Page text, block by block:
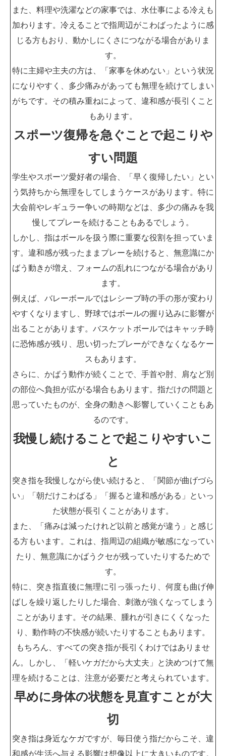
また、料理や洗濯などの家事では、水仕事による冷えも
加わります。冷えることで指周辺がこわばったように感
じる方もおり、動かしにくさにつながる場合がありま
す。
特に主婦や主夫の方は、「家事を休めない」という状況
になりやすく、多少痛みがあっても無理を続けてしまい
がちです。その積み重ねによって、違和感が長引くこと
もあります。
スポーツ復帰を急ぐことで起こりや
すい問題
学生やスポーツ愛好者の場合、「早く復帰したい」とい
う気持ちから無理をしてしまうケースがあります。特に
大会前やレギュラー争いの時期などは、多少の痛みを我
慢してプレーを続けることもあるでしょう。
しかし、指はボールを扱う際に重要な役割を担っていま
す。違和感が残ったままプレーを続けると、無意識にか
ばう動きが増え、フォームの乱れにつながる場合があり
ます。
例えば、バレーボールではレシーブ時の手の形が変わり
やすくなりますし、野球ではボールの握り込みに影響が
出ることがあります。バスケットボールではキャッチ時
に恐怖感が残り、思い切ったプレーができなくなるケー
スもあります。
さらに、かばう動作が続くことで、手首や肘、肩など別
の部位へ負担が広がる場合もあります。指だけの問題と
思っていたものが、全身の動きへ影響していくこともあ
るのです。
我慢し続けることで起こりやすいこ
と
突き指を我慢しながら使い続けると、「関節が曲げづら
い」「朝だけこわばる」「握ると違和感がある」といっ
た状態が長引くことがあります。
また、「痛みは減ったけれど以前と感覚が違う」と感じ
る方もいます。これは、指周辺の組織が敏感になってい
たり、無意識にかばうクセが残っていたりするためで
す。
特に、突き指直後に無理に引っ張ったり、何度も曲げ伸
ばしを繰り返したりした場合、刺激が強くなってしまう
ことがあります。その結果、腫れが引きにくくなった
り、動作時の不快感が続いたりすることもあります。
もちろん、すべての突き指が長引くわけではありませ
ん。しかし、「軽いケガだから大丈夫」と決めつけて無
理を続けることは、注意が必要だと考えられています。
早めに身体の状態を見直すことが大
切
突き指は身近なケガですが、毎日使う指だからこそ、違
和感が生活へ与える影響は想像以上に大きいものです。